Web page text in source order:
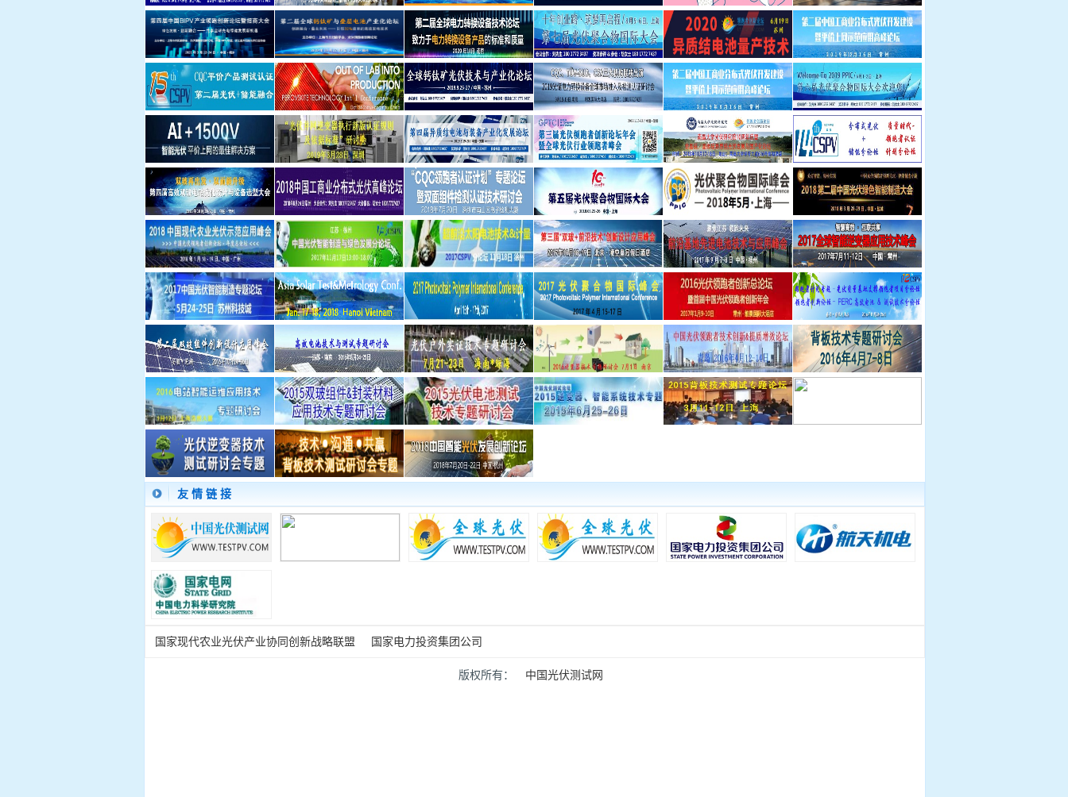
友 情 链 接
国家现代农业光伏产业协同创新战略联盟 国家电力投资集团公司
版权所有： 中国光伏测试网